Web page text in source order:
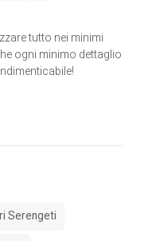
tutto nei minimi
ogni minimo dettaglio
Serengeti